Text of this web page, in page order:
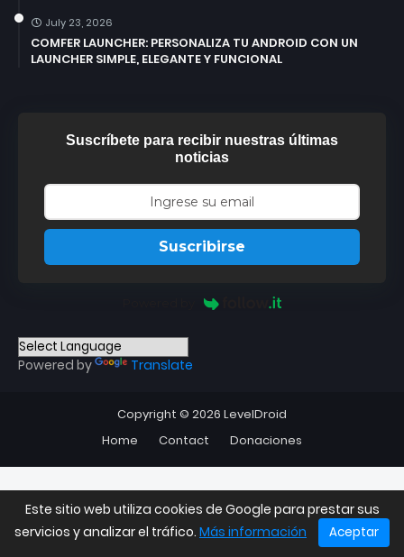
July 23, 2026
COMFER LAUNCHER: PERSONALIZA TU ANDROID CON UN
LAUNCHER SIMPLE, ELEGANTE Y FUNCIONAL
Suscríbete para recibir nuestras últimas
noticias
Suscribirse
Powered by Translate
Copyright © 2026 LevelDroid
Home
Contact Donaciones
Este sitio web utiliza cookies de Google para prestar sus
servicios y analizar el tráfico. Más información Aceptar